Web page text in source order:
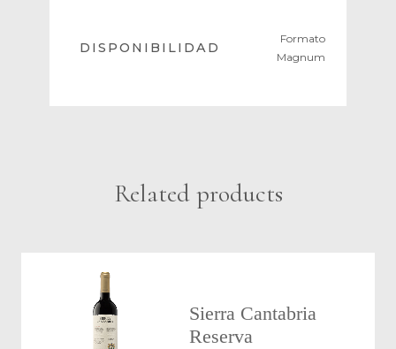
DISPONIBILIDAD
Formato
Magnum
Related products
Sierra Cantabria
Reserva